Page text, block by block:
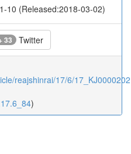
10 (Released:2018-03-02)
33 Twitter
reajshinrai/17/6/
)